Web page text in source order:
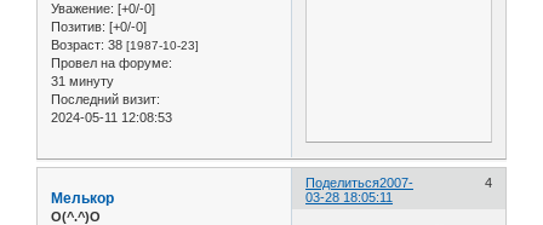
Уважение: [+0/-0]
Позитив: [+0/-0]
Возраст: 38 [1987-10-23]
Провел на форуме:
31 минуту
Последний визит:
2024-05-11 12:08:53
Поделиться 4
2007-
03-28 18:05:11
Мелькор
O(^.^)O